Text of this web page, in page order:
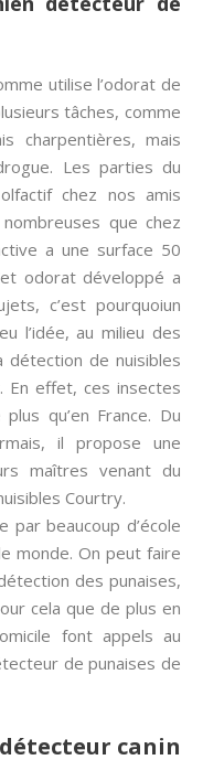
utilise l’odorat de
tâches, comme
charpentières, mais
Les parties du
chez nos amis
que chez
a une surface 50
odorat développé a
c’est pourquoiun
l’idée, au milieu des
détection de nuisibles
En effet, ces insectes
qu’en France. Du
il propose une
maîtres venant du
Courtry.
beaucoup d’école
monde. On peut faire
des punaises,
cela que de plus en
font appels au
de punaises de
canin